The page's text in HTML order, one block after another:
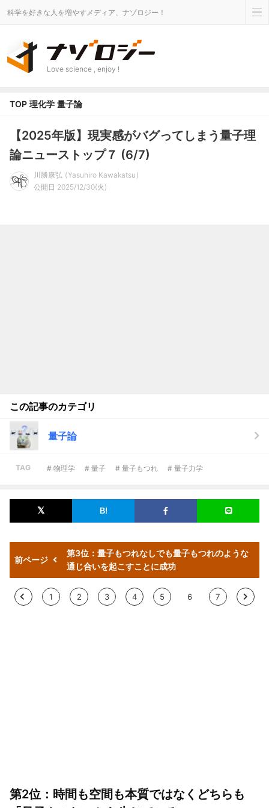
科学を好きな人を増やすメディア、ナゾロジー！
Love science , enjoy !
TOP 理化学 量子論
【2025年版】現実感がバグってしまう量子理
論ニューストップ７ (6/7)
川勝康弘
Yasuhiro Kawakatsu
公開日 2025/12/30(火)
この記事のカテゴリ
量子論
TAG # 物理学 # 量子 # 量子もつれ # 量子力学
前ページ
第3位：量子もつれなしでも量子もつれのような
通じ合いを起こすことに成功
< 1 2 3 4 5 6 7 >
第2位：時間も空間も本質ではなくどちらも